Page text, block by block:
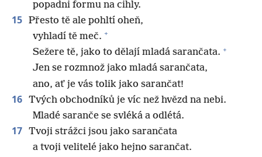
popadni formu na cihly.
15 Přesto tě ale pohltí oheň,
vyhladí tě meč. +
Sežere tě, jako to dělají mladá sarančata. +
Jen se rozmnož jako mladá sarančata,
ano, ať je vás tolik jako sarančat!
16 Tvých obchodníků je víc než hvězd na nebi.
Mladé saranče se svléká a odlétá.
17 Tvoji strážci jsou jako sarančata
a tvoji velitelé jako hejno sarančat.